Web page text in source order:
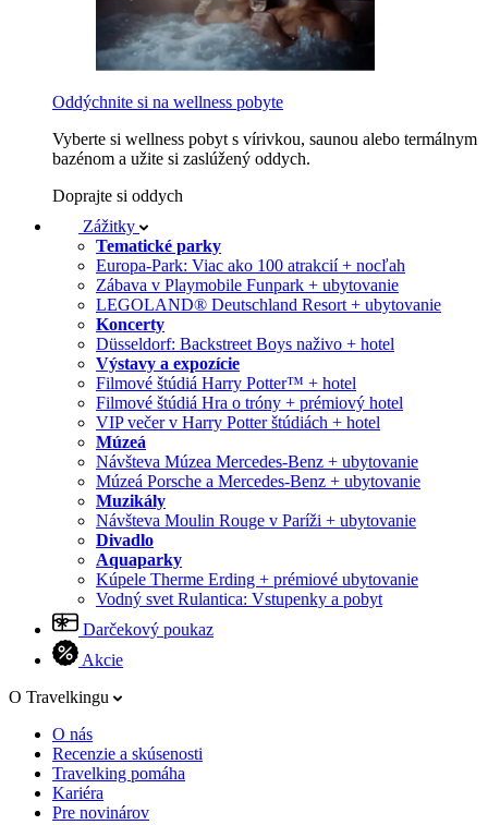
Oddýchnite si na wellness pobyte
Vyberte si wellness pobyt s vírivkou, saunou alebo termálnym
bazénom a užite si zaslúžený oddych.
Doprajte si oddych
Zážitky
Tematické parky
Europa-Park: Viac ako 100 atrakcií + nocľah
Zábava v Playmobile Funpark + ubytovanie
LEGOLAND® Deutschland Resort + ubytovanie
Koncerty
Düsseldorf: Backstreet Boys naživo + hotel
Výstavy a expozície
Filmové štúdiá Harry Potter™ + hotel
Filmové štúdiá Hra o tróny + prémiový hotel
VIP večer v Harry Potter štúdiách + hotel
Múzeá
Návšteva Múzea Mercedes-Benz + ubytovanie
Múzeá Porsche a Mercedes-Benz + ubytovanie
Muzikály
Návšteva Moulin Rouge v Paríži + ubytovanie
Divadlo
Aquaparky
Kúpele Therme Erding + prémiové ubytovanie
Vodný svet Rulantica: Vstupenky a pobyt
Darčekový poukaz
Akcie
O Travelkingu
O nás
Recenzie a skúsenosti
Travelking pomáha
Kariéra
Pre novinárov